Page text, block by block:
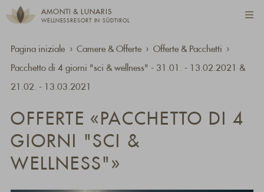
AMONTI & LUNARIS
WELLNESSRESORT IN SÜDTIROL
Pagina iniziale Camere & Offerte Offerte & Pacchetti
Pacchetto di 4 giorni "sci & wellness" - 31.01. - 13.02.2021 &
21.02. - 13.03.2021
OFFERTE «PACCHETTO DI 4
GIORNI "SCI &
WELLNESS"»